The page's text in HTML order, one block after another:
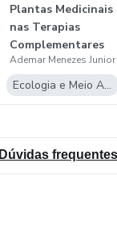
Plantas Medicinais
nas Terapias
Complementares
Ademar Menezes Junior
Ecologia e Meio Ambiente
Dúvidas frequentes